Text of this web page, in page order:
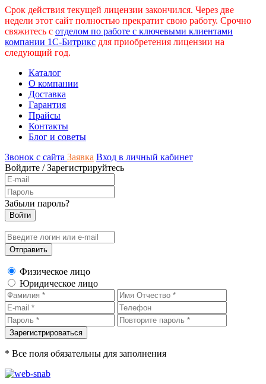
Срок действия текущей лицензии закончился. Через две
недели этот сайт полностью прекратит свою работу. Срочно
свяжитесь с отделом по работе с ключевыми клиентами
компании 1С-Битрикс для приобретения лицензии на
следующий год.
Каталог
О компании
Доставка
Гарантия
Прайсы
Контакты
Блог и советы
Звонок с сайта Заявка Вход в личный кабинет
Войдите /Зарегистрируйтесь
Забыли пароль?
Физическое лицо
Юридическое лицо
* Все поля обязательны для заполнения